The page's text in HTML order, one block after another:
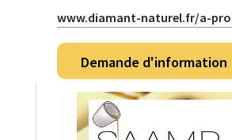
www.diamant-naturel.fr/a-
Demande d'information